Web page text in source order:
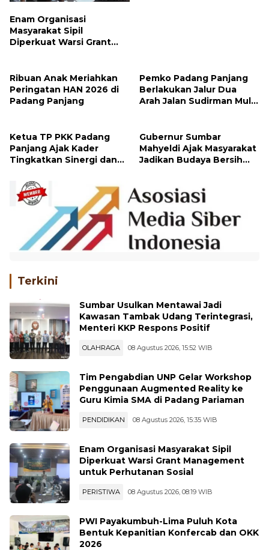
Enam Organisasi
Masyarakat Sipil
Diperkuat Warsi Grant
Ribuan Anak Meriahkan
Peringatan HAN 2026 di
Padang Panjang
Pemko Padang Panjang
Berlakukan Jalur Dua
Arah Jalan Sudirman Mulai
Ketua TP PKK Padang
Panjang Ajak Kader
Tingkatkan Sinergi dan
Pokok PKK
Gubernur Sumbar
Mahyeldi Ajak Masyarakat
Jadikan Budaya Bersih
Terkini
Sumbar Usulkan Mentawai Jadi
Kawasan Tambak Udang Terintegrasi,
Menteri KKP Respons Positif
OLAHRAGA 08 Agustus 2026, 15:52 WIB
Tim Pengabdian UNP Gelar Workshop
Penggunaan Augmented Reality ke
Guru Kimia SMA di Padang Pariaman
PENDIDIKAN 08 Agustus 2026, 15:35 WIB
Enam Organisasi Masyarakat Sipil
Diperkuat Warsi Grant Management
untuk Perhutanan Sosial
PERISTIWA 08 Agustus 2026, 08:19 WIB
PWI Payakumbuh-Lima Puluh Kota
Bentuk Kepanitian Konfercab dan OKK
2026